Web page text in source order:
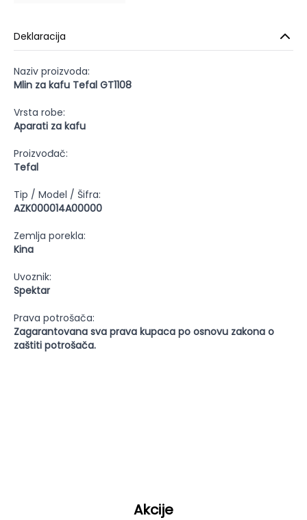
Deklaracija
Naziv proizvoda:
Mlin za kafu Tefal GT1108
Vrsta robe:
Aparati za kafu
Proizvođač:
Tefal
Tip / Model / Šifra:
AZK000014A00000
Zemlja porekla:
Kina
Uvoznik:
Spektar
Prava potrošača:
Zagarantovana sva prava kupaca po osnovu zakona o
zaštiti potrošača.
Akcije